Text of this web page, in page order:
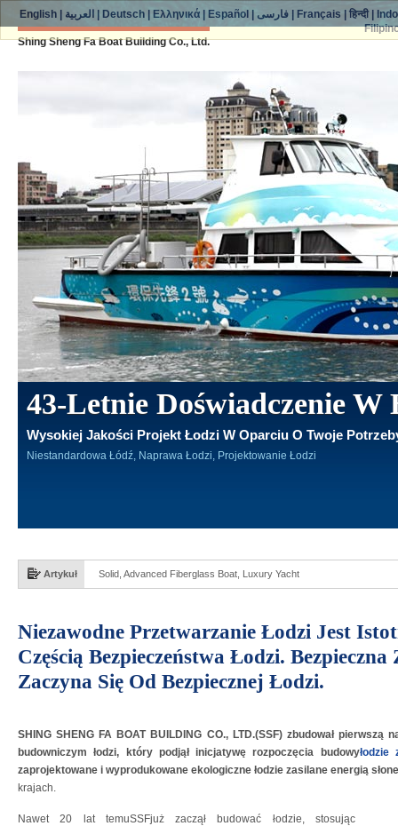
Shing Sheng Fa Boat Building Co., Ltd.
43-Letnie Doświadczenie
Wysokiej Jakości Projekt Łodzi W Oparciu O Twoje
Niestandardowa Łódź, Naprawa Łodzi, Projektowanie Łodzi
Artykuł Solid, Advanced Fiberglass Boat, Luxury Yacht
Niezawodne Przetwarzanie Łodzi Jest
Częścią Bezpieczeństwa Łodzi. Bezpieczna
Zaczyna Się Od Bezpiecznej Łodzi.
SHING SHENG FA BOAT BUILDING CO., LTD.(SSF) zbudował pierwszą
budowniczym łodzi, który podjął inicjatywę rozpoczęcia budowyłodzie
zaprojektowane i wyprodukowane ekologiczne łodzie zasilane energią
krajach.
Nawet 20 lat temuSSFjuż zaczął budować łodzie, stosując
English| العربية Deutsch| Ελληνικά| Español فارسی| Français हिन्दी|